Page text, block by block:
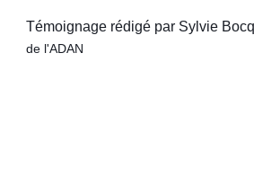
Témoignage rédigé par Sylvie
de l'ADAN